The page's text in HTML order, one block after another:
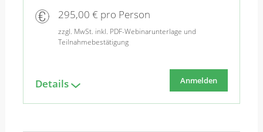
295,00 € pro Person
zzgl. MwSt. inkl. PDF-Webinarunterlage und
Teilnahmebestätigung
Details Anmelden